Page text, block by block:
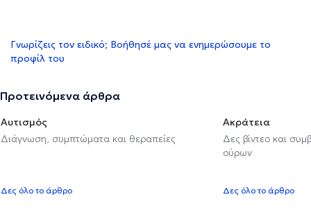
Γνωρίζεις τον ειδικό; Βοήθησέ μας να ενημερώσουμε το
προφίλ του
Προτεινόμενα άρθρα
Αυτισμός
Διάγνωση, συμπτώματα και θεραπείες
Δες όλο το άρθρο
Ακράτεια
Δες βίντεο και
ούρων
Δες όλο το άρθρο